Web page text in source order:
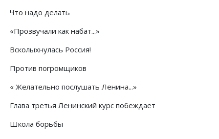
Что надо делать
«Прозвучали как набат...»
Всколыхнулась Россия!
Против погромщиков
« Желательно послушать Ленина...»
Глава третья Ленинский курс побеждает
Школа борьбы